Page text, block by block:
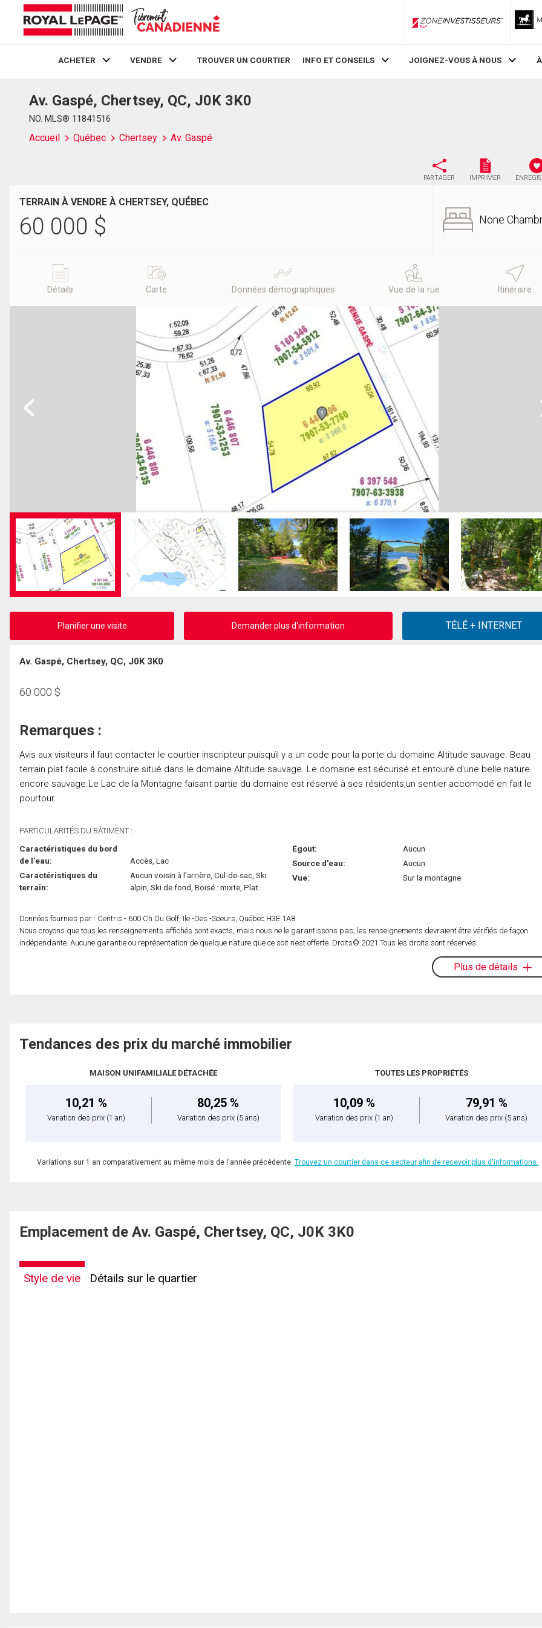
ZoneInvestisseurs RLP
ACHETER VENDRE TROUVER UN COURTIER INFO ET CONSEILS JOIGNEZ-VOUS À NOUS
Av. Gaspé, Chertsey, QC, J0K 3K0
NO. MLS® 11841516
Accueil Québec Chertsey Av. Gaspé
PARTAGER IMPRIMER
TERRAIN À VENDRE À CHERTSEY, QUÉBEC
60 000 $ None
Détails Carte Données démographiques Vue de la rue Itinéraire
Previous
Planifier une visite Demander plus d'information
Av. Gaspé, Chertsey, QC, J0K 3K0
60 000 $
Remarques :
Avis aux visiteurs il faut contacter le courtier inscripteur puisquìl y a un code pour la porte du domaine Altitude sauvage. Beau
terrain plat facile à construire situé dans le domaine Altitude sauvage. Le domaine est sécurisé et entouré d'une belle nature
encore sauvage.Le Lac de la Montagne faisant partie du domaine est réservé à ses résidents,un sentier accomodé en fait le
pourtour.
PARTICULARITÉS DU BÂTIMENT :
Caractéristiques du bord
de l'eau:
Accès, Lac
Caractéristiques du
terrain:
Aucun voisin à l'arrière, Cul-de-sac, Ski
alpin, Ski de fond, Boisé : mixte, Plat
Égout:
Aucun
Source d'eau:
Aucun
Vue:
Sur la montagne
Données fournies par : Centris - 600 Ch Du Golf, Ile -Des -Soeurs, Québec H3E 1A8
Nous croyons que tous les renseignements affichés sont exacts, mais nous ne le garantissons pas; les renseignements devraient être vérifiés de façon
indépendante. Aucune garantie ou représentation de quelque nature que ce soit n’est offerte. Droits© 2021 Tous les droits sont réservés.
Plus de détails
Tendances des prix du marché immobilier
MAISON UNIFAMILIALE DÉTACHÉE
10,21 %
Variation des prix (1 an)
80,25 %
Variation des prix (5 ans)
TOUTES LES PROPRIÉTÉS
10,09 %
Variation des prix (1 an)
79,91 %
Variation des prix (5 ans)
Variations sur 1 an comparativement au même mois de l'année précédente. Trouvez un courtier dans ce secteur afin de recevoir plus d'informations.
Emplacement de Av. Gaspé, Chertsey, QC, J0K 3K0
Style de vie Détails sur le quartier